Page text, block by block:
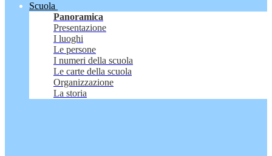
Scuola
Panoramica
Presentazione
I luoghi
Le persone
I numeri della scuola
Le carte della scuola
Organizzazione
La storia